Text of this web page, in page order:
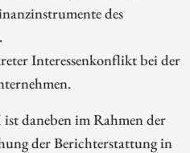
des
Interessenkonflikt bei der
daneben im Rahmen der
der Berichterstattung in